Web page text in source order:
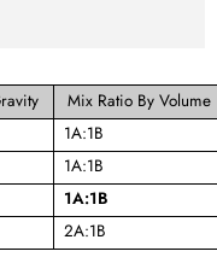
Mix Ratio By Volume
1A:1B
1A:1B
1A:1B
2A:1B